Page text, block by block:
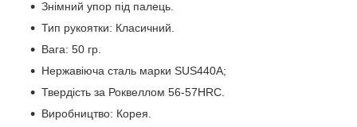
Знімний упор під палець.
Тип рукоятки: Класичний.
Вага: 50 гр.
Нержавіюча сталь марки SUS440А;
Твердість за Роквеллом 56-57HRC.
Виробництво: Корея.